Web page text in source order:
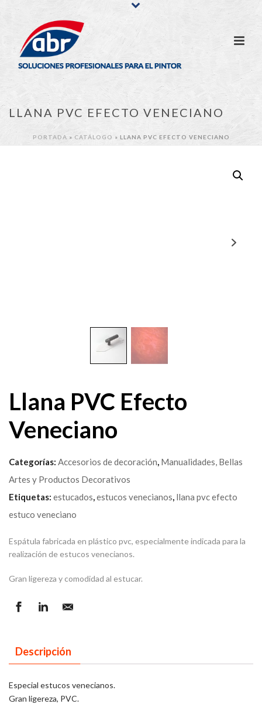
LLANA PVC EFECTO VENECIANO
PORTADA » CATÁLOGO » LLANA PVC EFECTO VENECIANO
Llana PVC Efecto
Veneciano
Categorías: Accesorios de decoración, Manualidades, Bellas
Artes y Productos Decorativos
Etiquetas: estucados,estucos venecianos, llana pvc efecto
estuco veneciano
Espátula fabricada en plástico pvc, especialmente indicada para la
realización de estucos venecianos.
Gran ligereza y comodidad al estucar.
Descripción
Especial estucos venecianos.
Gran ligereza, PVC.